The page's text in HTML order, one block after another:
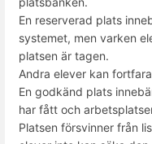
En reserverad plats
systemet, men varken
platsen är tagen.
Andra elever kan
En godkänd plats
har fått och
Platsen försvinner från